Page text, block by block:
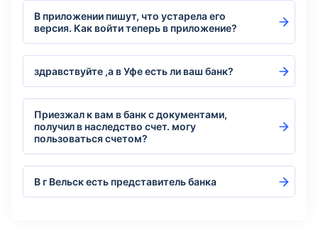
В приложении пишут, что устарела его
версия. Как войти теперь в приложение?
здравствуйте ,а в Уфе есть ли ваш банк?
Приезжал к вам в банк с документами,
получил в наследство счет. могу
пользоваться счетом?
В г Вельск есть представитель банка